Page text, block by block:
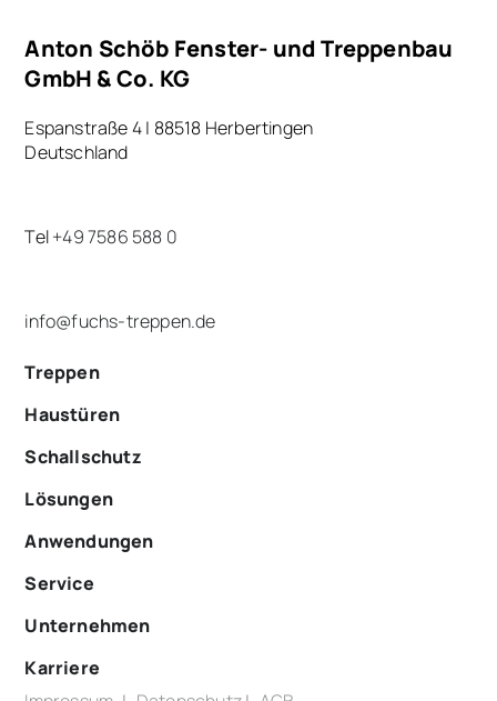
Anton Schöb Fenster- und Treppenbau
GmbH & Co. KG
Espanstraße 4 | 88518 Herbertingen
Deutschland
Tel+49 7586 588 0
info@fuchs-treppen.de
Treppen
Haustüren
Schallschutz
Lösungen
Anwendungen
Service
Unternehmen
Karriere